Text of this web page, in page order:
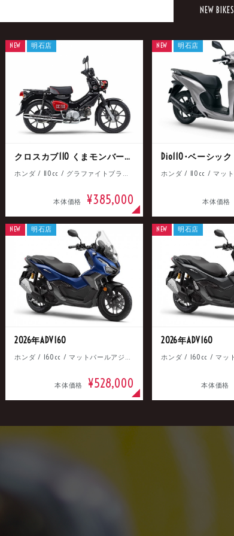
NEW BIKES
クロスカブ110 くまモンバージョン
ホンダ / 110cc / グラファイトブラック
本体価格 ¥385,000
NEW 明石店
Dio110･ベーシック
本体価格
NEW 明石店
2026年ADV160
ホンダ / 160cc / マットパールアジャイルブルー
本体価格 ¥528,000
NEW 明石店
2026年ADV160
本体価格
NEW 明石店